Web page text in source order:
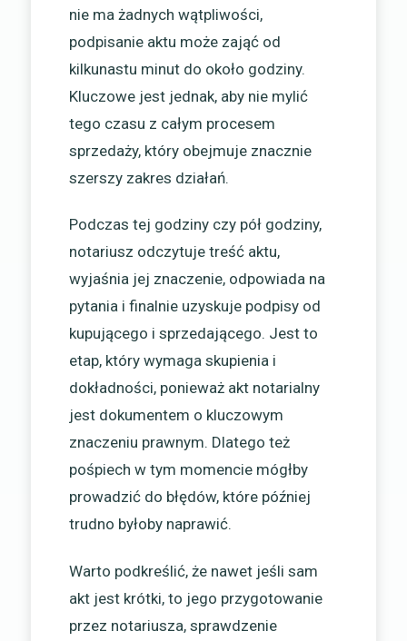
nie ma żadnych wątpliwości,
podpisanie aktu może zająć od
kilkunastu minut do około godziny.
Kluczowe jest jednak, aby nie mylić
tego czasu z całym procesem
sprzedaży, który obejmuje znacznie
szerszy zakres działań.
Podczas tej godziny czy pół godziny,
notariusz odczytuje treść aktu,
wyjaśnia jej znaczenie, odpowiada na
pytania i finalnie uzyskuje podpisy od
kupującego i sprzedającego. Jest to
etap, który wymaga skupienia i
dokładności, ponieważ akt notarialny
jest dokumentem o kluczowym
znaczeniu prawnym. Dlatego też
pośpiech w tym momencie mógłby
prowadzić do błędów, które później
trudno byłoby naprawić.
Warto podkreślić, że nawet jeśli sam
akt jest krótki, to jego przygotowanie
przez notariusza, sprawdzenie